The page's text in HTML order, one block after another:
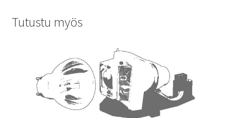
Tutustu myös